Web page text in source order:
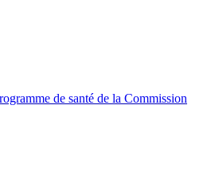
de santé de la Commission